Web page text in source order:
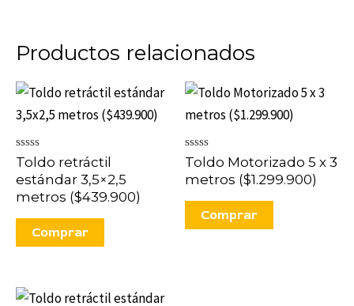
Productos relacionados
Valorado
en
0
de
5
Toldo retráctil
estándar 3,5×2,5
metros ($439.900)
Comprar
Valorado
en
0
5
Toldo Motorizado 5 x 3
metros ($1.299.900)
Comprar